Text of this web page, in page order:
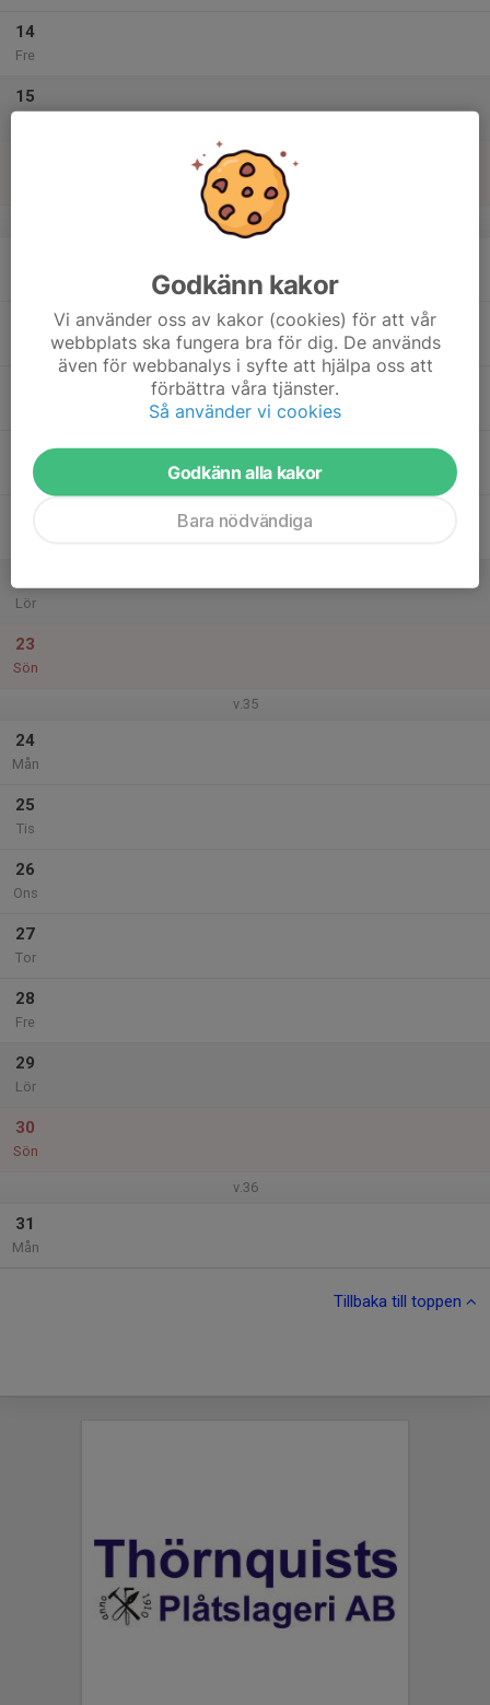
14
Fre
15
v.34
Tor
Lör
23
Sön
v.35
24
Mån
25
Tis
26
Ons
27
Tor
28
Fre
29
Lör
30
Sön
v.36
31
Mån
Tillbaka till toppen
Godkänn kakor
Vi använder oss av kakor (cookies) för att vår
webbplats ska fungera bra för dig. De används
även för webbanalys i syfte att hjälpa oss att
förbättra våra tjänster.
Så använder vi cookies
Godkänn alla kakor
Bara nödvändiga